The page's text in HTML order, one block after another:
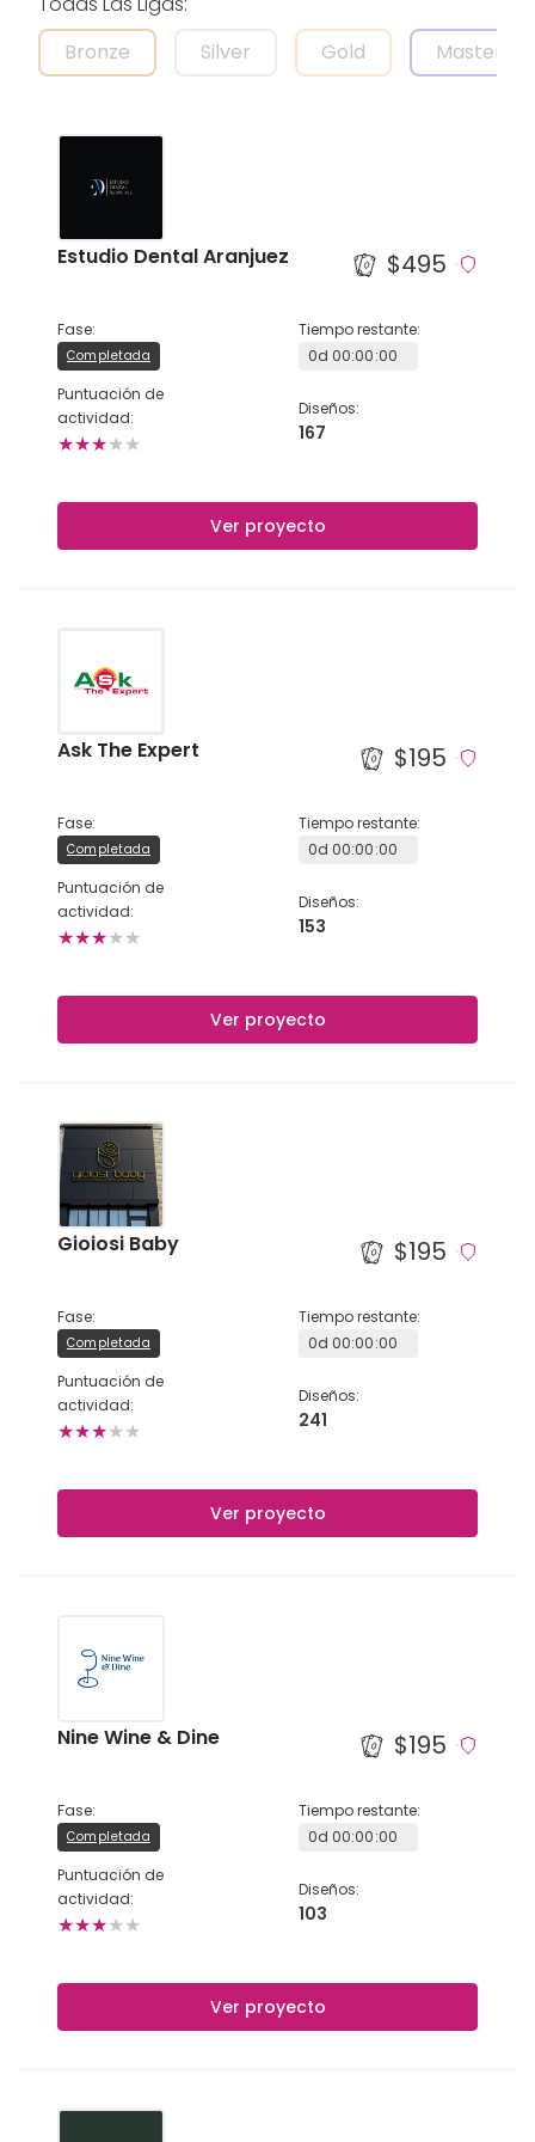
AYUDA Y SOPORTE
POLÍTICA DE PRIVACIDAD
CONTÁCTANOS
Nuevo diseño
ESPAÑOL
FRANÇAIS
SVENSKA
NORSK
TÜRKÇE
Bronze
Silver Gold Master
Estudio Dental Aranjuez $495
Fase:
Completada
Tiempo restante:
0d 00:00:00
Puntuación de
actividad:
★★★★★
Diseños:
167
Ver proyecto
Ask The Expert $195
Fase:
Completada
Tiempo restante:
0d 00:00:00
Puntuación de
actividad:
★★★★★
Diseños:
153
Ver proyecto
Gioiosi Baby $195
Fase:
Completada
Tiempo restante:
0d 00:00:00
Puntuación de
actividad:
★★★★★
Diseños:
241
Ver proyecto
Nine Wine & Dine $195
Fase:
Completada
Tiempo restante:
0d 00:00:00
Puntuación de
actividad:
★★★★★
Diseños:
103
Ver proyecto